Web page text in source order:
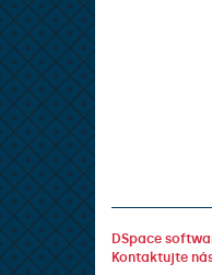
DSpace
Kontaktujte